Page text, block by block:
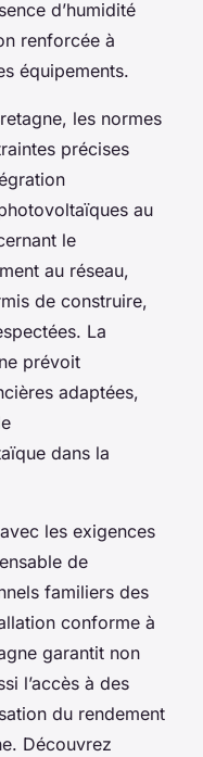
d’humidité
renforcée à
équipements.
les normes
précises
au
le
au réseau,
de construire,
La
prévoit
adaptées,
dans la
les exigences
de
familiers des
conforme à
garantit non
l’accès à des
du rendement
Découvrez